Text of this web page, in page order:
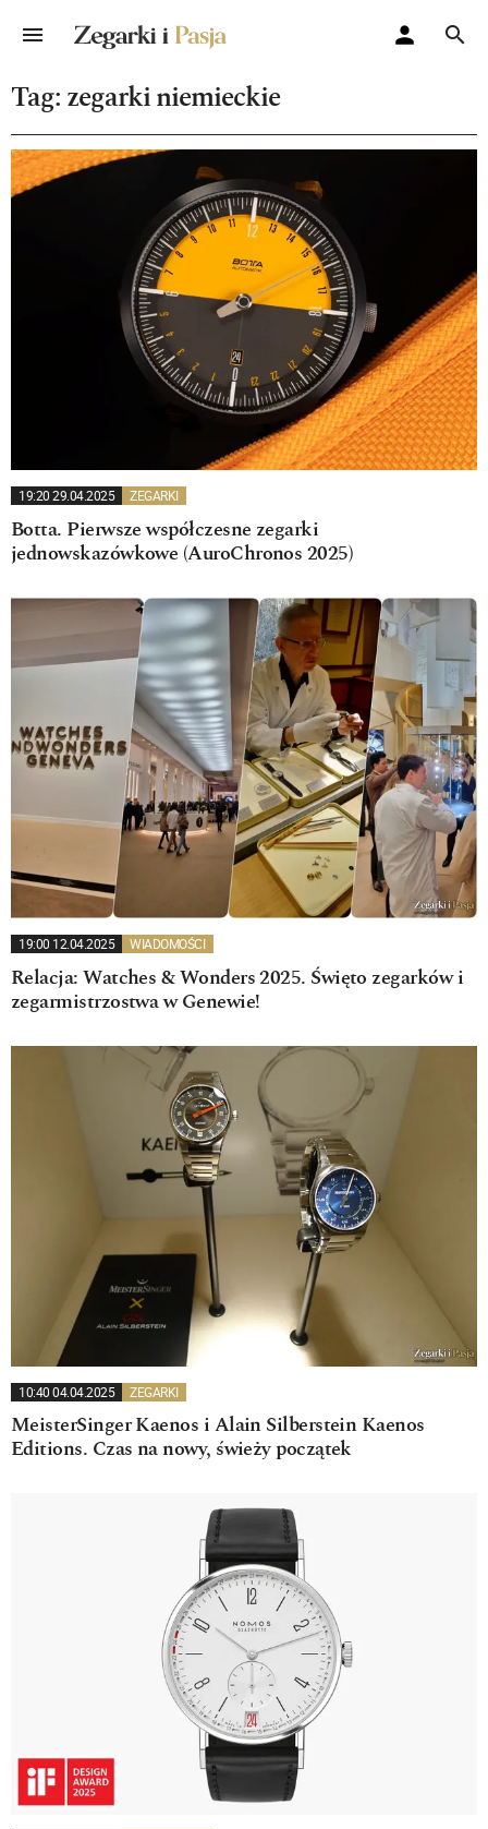
Tag: zegarki niemieckie
19:20 29.04.2025 ZEGARKI
Botta. Pierwsze współczesne zegarki
jednowskazówkowe (AuroChronos 2025)
19:00 12.04.2025 WIADOMOŚCI
Relacja: Watches & Wonders 2025. Święto zegarków i
zegarmistrzostwa w Genewie!
10:40 04.04.2025 ZEGARKI
MeisterSinger Kaenos i Alain Silberstein Kaenos
Editions. Czas na nowy, świeży początek